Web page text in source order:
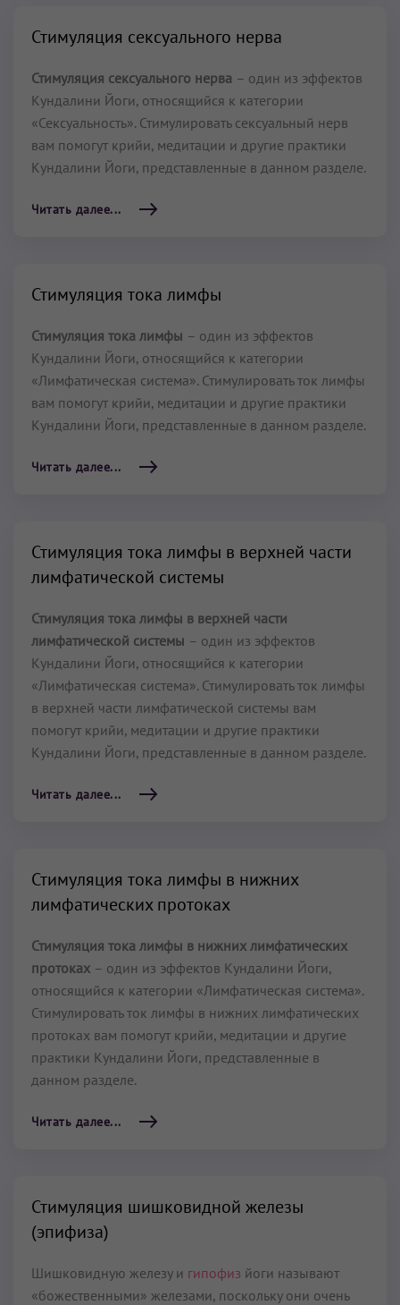
Стимуляция сексуального нерва
Стимуляция сексуального нерва – один из эффектов
Кундалини Йоги, относящийся к категории
«Сексуальность». Стимулировать сексуальный нерв
вам помогут крийи, медитации и другие практики
Кундалини Йоги, представленные в данном разделе.
Читать далее...
Стимуляция тока лимфы
Стимуляция тока лимфы – один из эффектов
Кундалини Йоги, относящийся к категории
«Лимфатическая система». Стимулировать ток лимфы
вам помогут крийи, медитации и другие практики
Кундалини Йоги, представленные в данном разделе.
Читать далее...
Стимуляция тока лимфы в верхней части
лимфатической системы
Стимуляция тока лимфы в верхней части
лимфатической системы – один из эффектов
Кундалини Йоги, относящийся к категории
«Лимфатическая система». Стимулировать ток лимфы
в верхней части лимфатической системы вам
помогут крийи, медитации и другие практики
Кундалини Йоги, представленные в данном разделе.
Читать далее...
Стимуляция тока лимфы в нижних
лимфатических протоках
Стимуляция тока лимфы в нижних лимфатических
протоках – один из эффектов Кундалини Йоги,
относящийся к категории «Лимфатическая система».
Стимулировать ток лимфы в нижних лимфатических
протоках вам помогут крийи, медитации и другие
практики Кундалини Йоги, представленные в
данном разделе.
Читать далее...
Стимуляция шишковидной железы
(эпифиза)
Шишковидную железу и гипофиз йоги называют
«божественными» железами, поскольку они очень